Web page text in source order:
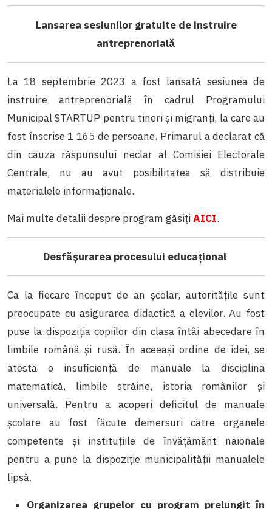
Lansarea sesiunilor gratuite de instruire
antreprenorială
La 18 septembrie 2023 a fost lansată sesiunea de
instruire antreprenorială în cadrul Programului
Municipal STARTUP pentru tineri şi migranți, la care au
fost înscrise 1 165 de persoane. Primarul a declarat că
din cauza răspunsului neclar al Comisiei Electorale
Centrale, nu au avut posibilitatea să distribuie
materialele informaționale.
Mai multe detalii despre program găsițiAICI.
Desfășurarea procesului educațional
Ca la fiecare început de an școlar, autoritățile sunt
preocupate cu asigurarea didactică a elevilor. Au fost
puse la dispoziția copiilor din clasa întâi abecedare în
limbile română și rusă. În aceeași ordine de idei, se
atestă o insuficiență de manuale la disciplina
matematică, limbile străine, istoria românilor și
universală. Pentru a acoperi deficitul de manuale
școlare au fost făcute demersuri către organele
competente și instituțiile de învățământ naionale
pentru a pune la dispoziție municipalității manualele
lipsă.
Organizarea grupelor cu program prelungit în